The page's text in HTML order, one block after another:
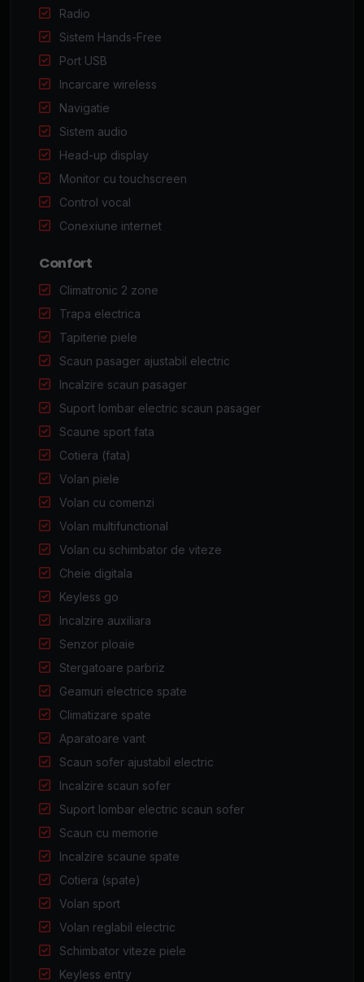
Radio
Sistem Hands-Free
Port USB
Incarcare wireless
Navigatie
Sistem audio
Head-up display
Monitor cu touchscreen
Control vocal
Conexiune internet
Confort
Climatronic 2 zone
Trapa electrica
Tapiterie piele
Scaun pasager ajustabil electric
Incalzire scaun pasager
Suport lombar electric scaun pasager
Scaune sport fata
Cotiera (fata)
Volan piele
Volan cu comenzi
Volan multifunctional
Volan cu schimbator de viteze
Cheie digitala
Keyless go
Incalzire auxiliara
Senzor ploaie
Stergatoare parbriz
Geamuri electrice spate
Climatizare spate
Aparatoare vant
Scaun sofer ajustabil electric
Incalzire scaun sofer
Suport lombar electric scaun sofer
Scaun cu memorie
Incalzire scaune spate
Cotiera (spate)
Volan sport
Volan reglabil electric
Schimbator viteze piele
Keyless entry